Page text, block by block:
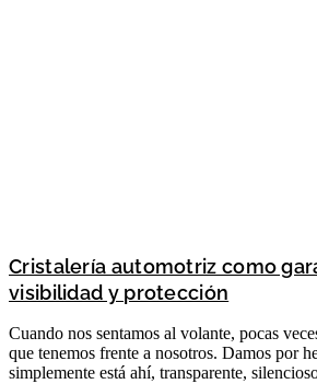
Cristalería automotriz como
visibilidad y protección
Cuando nos sentamos al volante, pocas
que tenemos frente a nosotros. Damos por
simplemente está ahí, transparente,